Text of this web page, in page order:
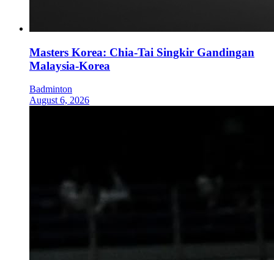
Masters Korea: Chia-Tai Singkir Gandingan
Malaysia-Korea
Badminton
August 6, 2026